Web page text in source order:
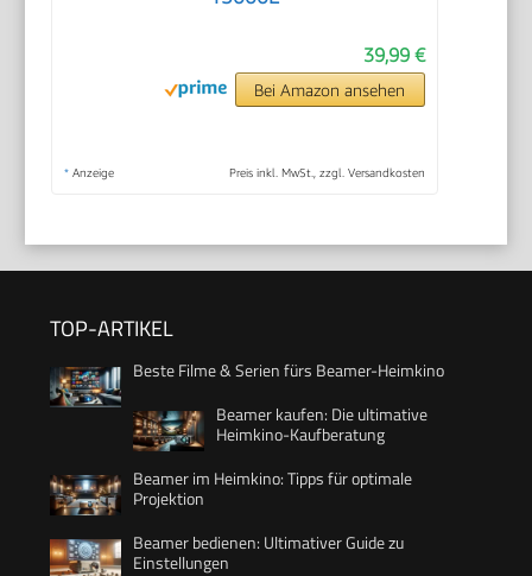
39,99 €
Bei Amazon ansehen
* Anzeige Preis inkl. MwSt., zzgl. Versandkosten
TOP-ARTIKEL
Beste Filme & Serien fürs Beamer-Heimkino
Beamer kaufen: Die ultimative
Heimkino-Kaufberatung
Beamer im Heimkino: Tipps für optimale
Projektion
Beamer bedienen: Ultimativer Guide zu
Einstellungen